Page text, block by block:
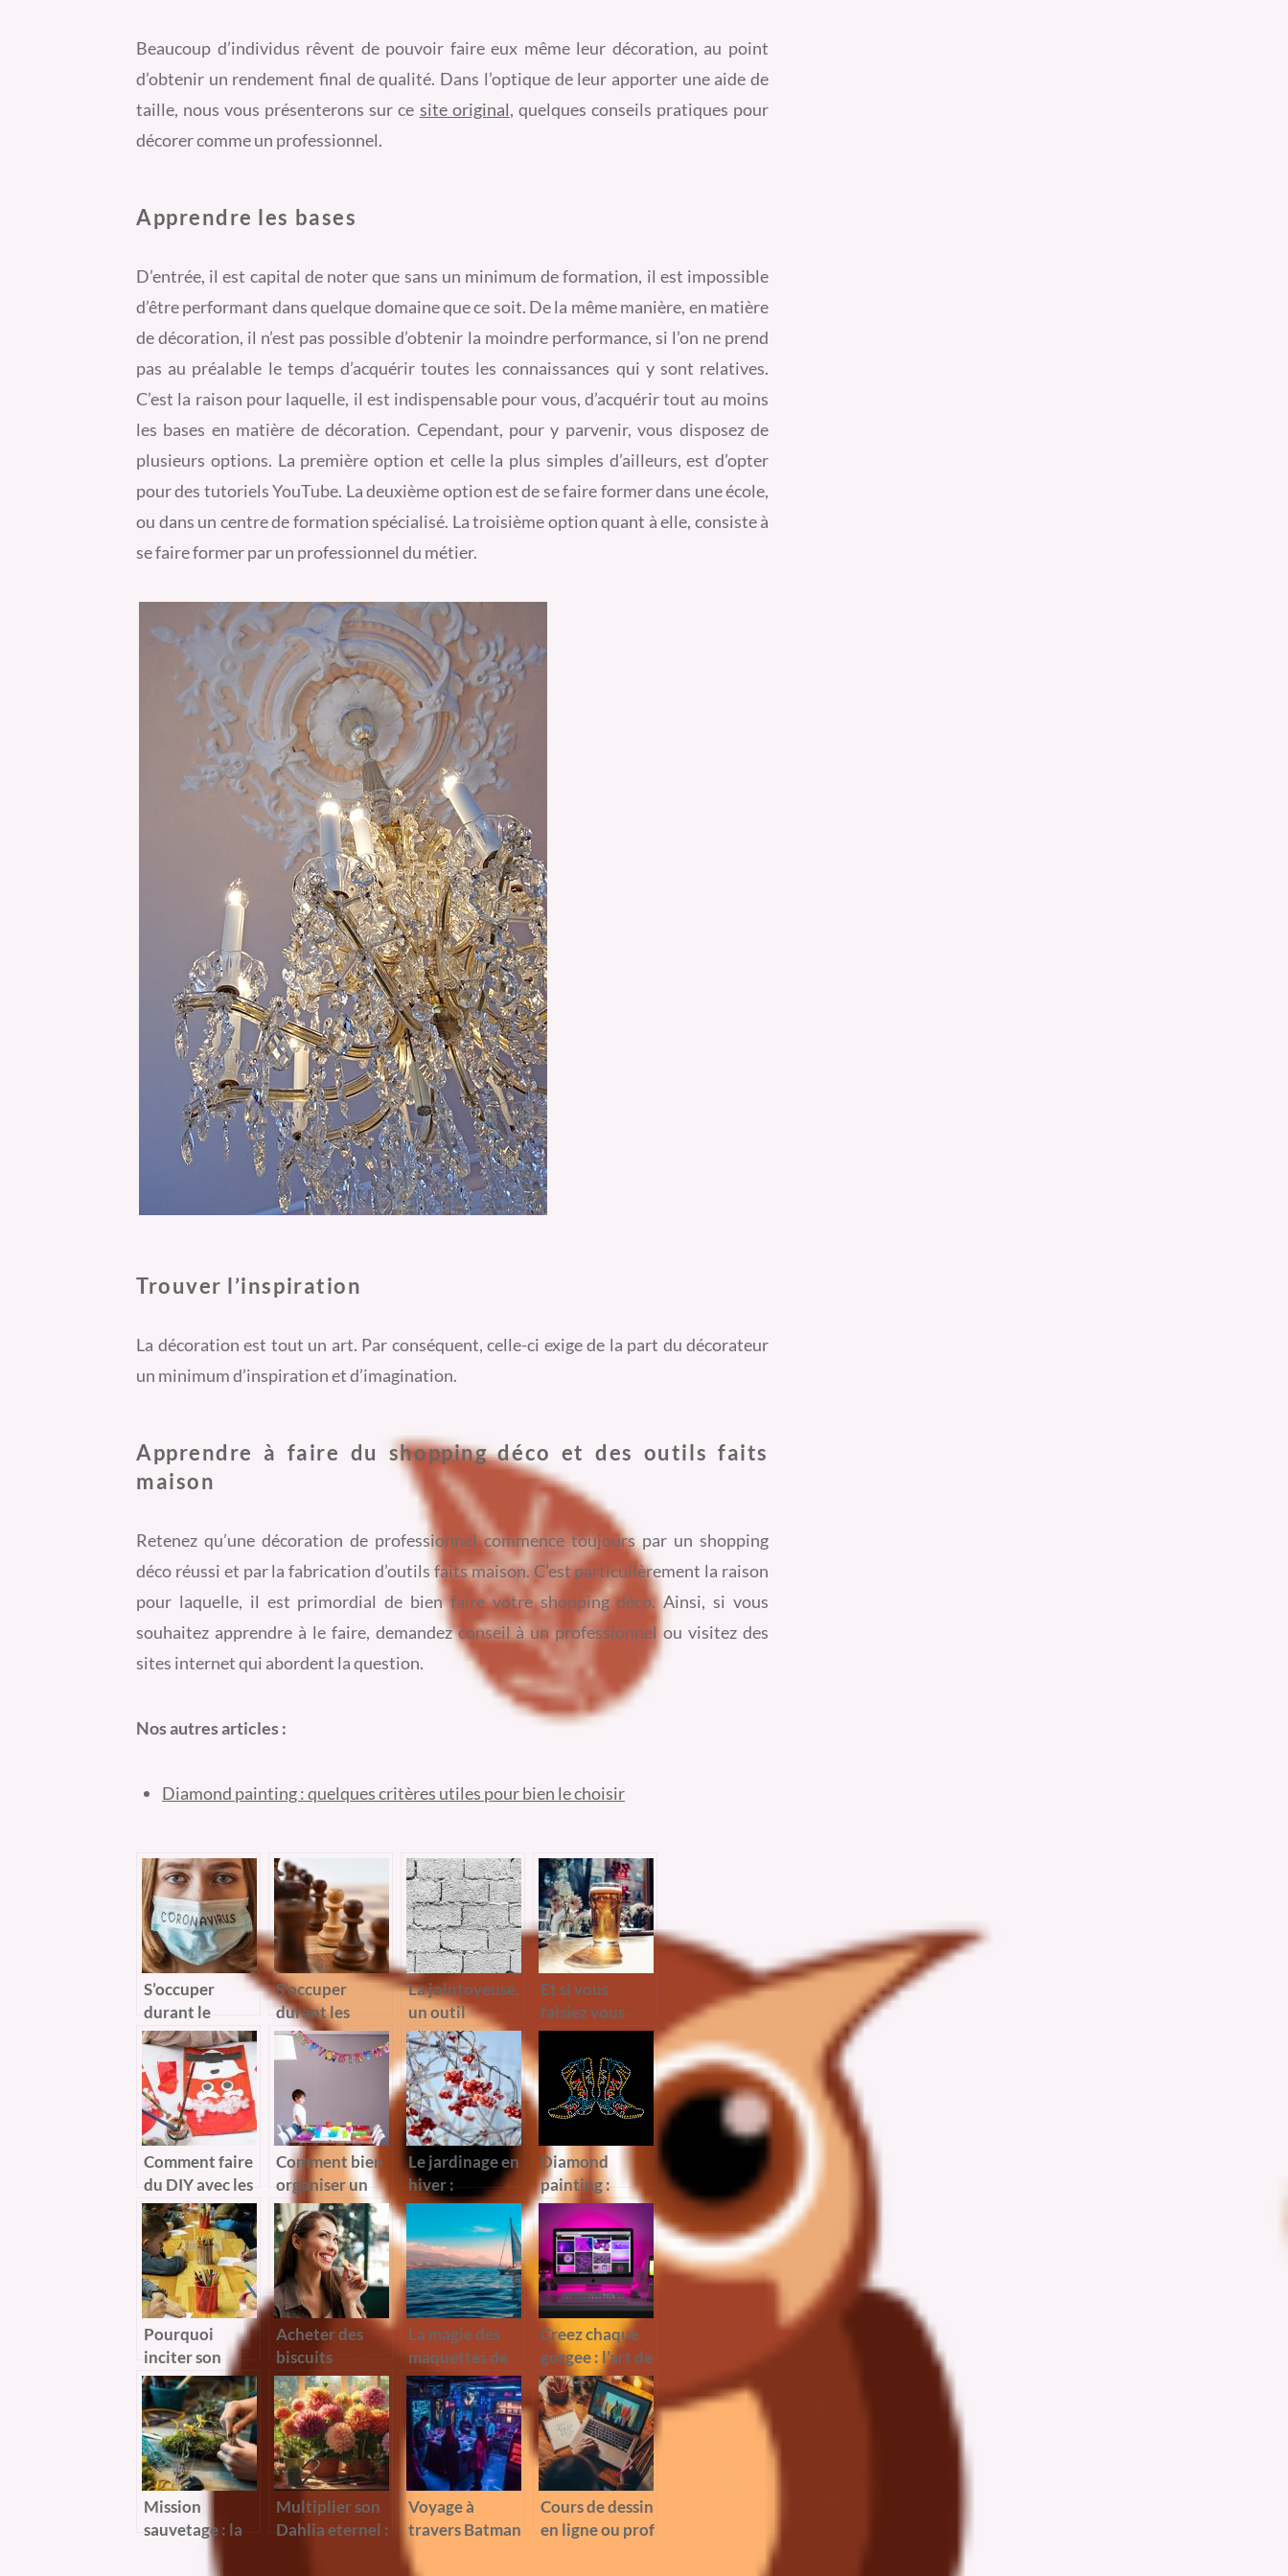
Beaucoup d’individus rêvent de pouvoir faire eux même leur décoration, au point
d’obtenir un rendement final de qualité. Dans l’optique de leur apporter une aide de
taille, nous vous présenterons sur ce site original, quelques conseils pratiques pour
décorer comme un professionnel.
Apprendre les bases
D’entrée, il est capital de noter que sans un minimum de formation, il est impossible
d’être performant dans quelque domaine que ce soit. De la même manière, en matière
de décoration, il n’est pas possible d’obtenir la moindre performance, si l’on ne prend
pas au préalable le temps d’acquérir toutes les connaissances qui y sont relatives.
C’est la raison pour laquelle, il est indispensable pour vous, d’acquérir tout au moins
les bases en matière de décoration. Cependant, pour y parvenir, vous disposez de
plusieurs options. La première option et celle la plus simples d’ailleurs, est d’opter
pour des tutoriels YouTube. La deuxième option est de se faire former dans une école,
ou dans un centre de formation spécialisé. La troisième option quant à elle, consiste à
se faire former par un professionnel du métier.
Trouver l’inspiration
La décoration est tout un art. Par conséquent, celle-ci exige de la part du décorateur
un minimum d’inspiration et d’imagination.
Apprendre à faire du shopping déco et des outils faits
maison
Retenez qu’une décoration de professionnel commence toujours par un shopping
déco réussi et par la fabrication d’outils faits maison. C’est particulièrement la raison
pour laquelle, il est primordial de bien faire votre shopping déco. Ainsi, si vous
souhaitez apprendre à le faire, demandez conseil à un professionnel ou visitez des
sites internet qui abordent la question.
Nos autres articles :
Diamond painting : quelques critères utiles pour bien le choisir
S’occuper
durant le
confinement.
S’occuper
durant les
périodes de
vacances
La jointoyeuse,
un outil
facilitateur
pour les
bricoleurs
Et si vous
faisiez vous
même votre
rencontre ?
Comment faire
du DIY avec les
enfants ?
Comment bien
organiser un
goûter
d’anniversaire
d’enfant ?
Le jardinage en
hiver :
Comment s’en
occuper
pendant l’hiver
?
Diamond
painting :
quelques
criteres utiles
pour bien le
choisir
Pourquoi
inciter son
enfant a faire
du coloriage ?
Acheter des
biscuits
personnalisés
pas chers
La magie des
maquettes de
voiliers en bois
: plongee dans
l’histoire
maritime
Creez chaque
gorgee : l’art de
concevoir des
mugs
personnalises
Mission
sauvetage : la
renaissance
Multiplier son
Dahlia eternel :
Voyage à
travers Batman
Escape :
Cours de dessin
en ligne ou prof